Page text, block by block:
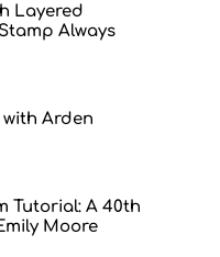
Layered
Always
with Arden
Tutorial: A 40th
Moore